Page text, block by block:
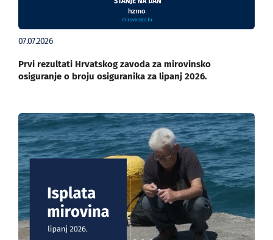
07.07.2026
Prvi rezultati Hrvatskog zavoda za mirovinsko
osiguranje o broju osiguranika za lipanj 2026.